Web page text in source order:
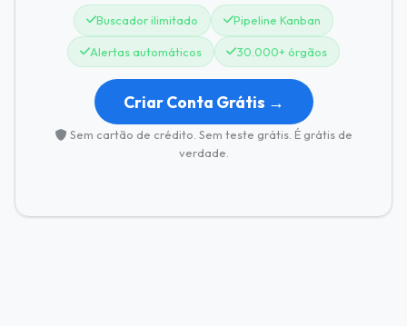
Buscador ilimitado Pipeline Kanban
Alertas automáticos 30.000+ órgãos
Criar Conta Grátis →
Sem cartão de crédito. Sem teste grátis. É grátis de
verdade.